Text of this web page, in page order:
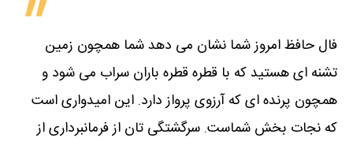
فال حافظ امروز شما نشان می دهد شما همچون زمین
تشنه ای هستید که با قطره قطره باران سراب می شود و
همچون پرنده ای که آرزوی پرواز دارد. این امیدواری است
که نجات بخش شماست. سرگشتگی تان از فرمانبرداری از